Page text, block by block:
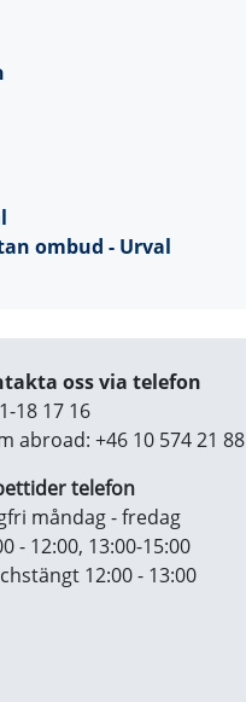
ombud - Urval
oss via telefon
18 17 16
abroad: +46 10 574 21 88
telefon
måndag - fredag
- 12:00, 13:00-15:00
12:00 - 13:00